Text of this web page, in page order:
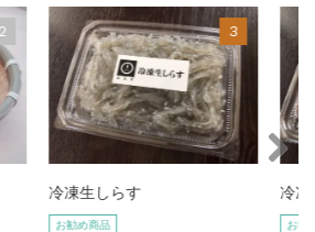
?p=311
?p=710
?p=958
?p=274
冷凍生桜えび
お勧め商品